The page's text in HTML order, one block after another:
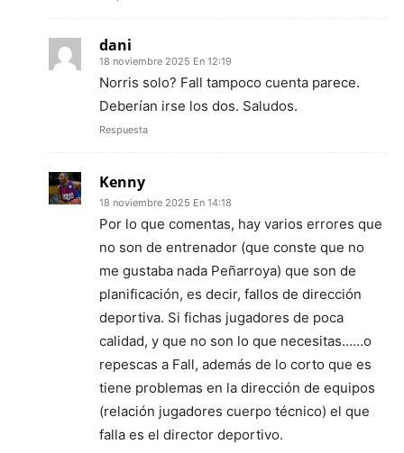
dani
18 noviembre 2025 En 12:19
Norris solo? Fall tampoco cuenta parece.
Deberían irse los dos. Saludos.
Respuesta
Kenny
18 noviembre 2025 En 14:18
Por lo que comentas, hay varios errores que
no son de entrenador (que conste que no
me gustaba nada Peñarroya) que son de
planificación, es decir, fallos de dirección
deportiva. Si fichas jugadores de poca
calidad, y que no son lo que necesitas……o
repescas a Fall, además de lo corto que es
tiene problemas en la dirección de equipos
(relación jugadores cuerpo técnico) el que
falla es el director deportivo.